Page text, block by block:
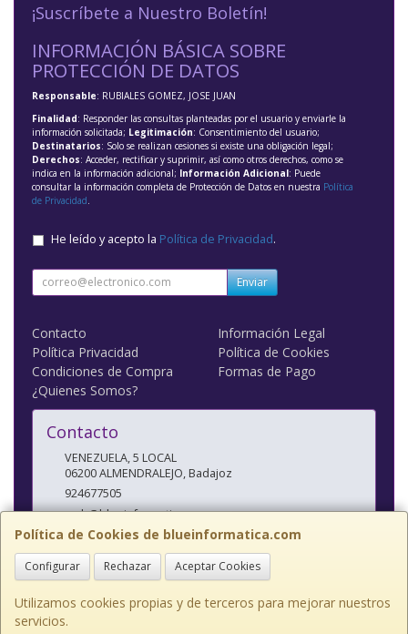
Política de Cookies de blueinformatica.com
Configurar Rechazar Aceptar Cookies
Utilizamos cookies propias y de terceros para mejorar nuestros
servicios.
¡Suscríbete a Nuestro Boletín!
INFORMACIÓN BÁSICA SOBRE
PROTECCIÓN DE DATOS
Responsable: RUBIALES GOMEZ, JOSE JUAN
Finalidad: Responder las consultas planteadas por el usuario y enviarle la
información solicitada; Legitimación: Consentimiento del usuario;
Destinatarios: Solo se realizan cesiones si existe una obligación legal;
Derechos: Acceder, rectificar y suprimir, así como otros derechos, como se
indica en la información adicional; Información Adicional: Puede
consultar la información completa de Protección de Datos en nuestra Política
de Privacidad.
He leído y acepto la Política de Privacidad.
Enviar
Contacto
Información Legal
Política Privacidad
Política de Cookies
Condiciones de Compra
Formas de Pago
¿Quienes Somos?
Contacto
VENEZUELA, 5 LOCAL
06200ALMENDRALEJO,Badajoz
924677505
web@blueinformatica.com
Horario
10 a 14 Y 17 a 20:30